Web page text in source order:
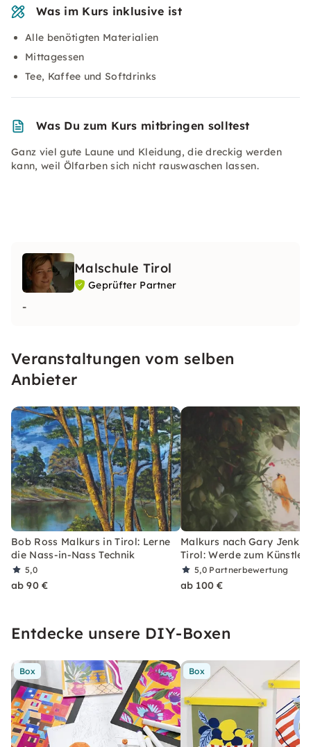
Was im Kurs inklusive ist
Alle benötigten Materialien
Mittagessen
Tee, Kaffee und Softdrinks
Was Du zum Kurs mitbringen solltest
Ganz viel gute Laune und Kleidung, die dreckig werden
kann, weil Ölfarben sich nicht rauswaschen lassen.
Malschule Tirol
Geprüfter Partner
-
Veranstaltungen vom selben
Anbieter
Bob Ross Malkurs in Tirol: Lerne
die Nass-in-Nass Technik
5,0
ab 90 €
Malkurs nach Gary
Tirol: Werde zum Künstler
5,0 Partnerbewertung
ab 100 €
Entdecke unsere DIY-Boxen
Box Box